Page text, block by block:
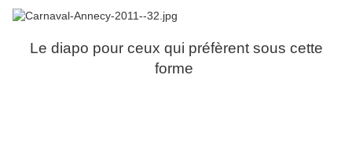
Le diapo pour ceux qui préfèrent sous cette
forme